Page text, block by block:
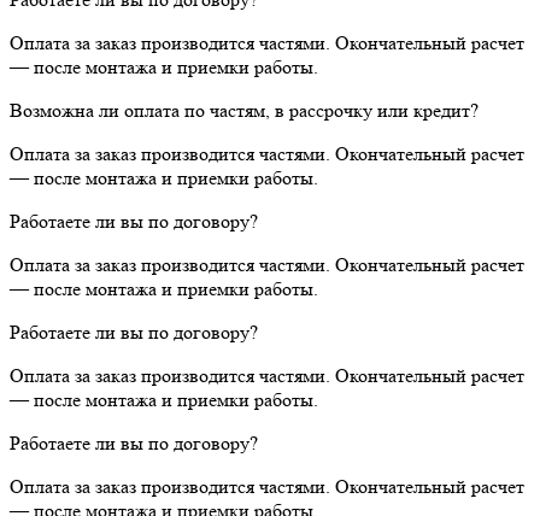
Оплата за заказ производится частями. Окончательный расчет
— после монтажа и приемки работы.
Возможна ли оплата по частям, в рассрочку или кредит?
Оплата за заказ производится частями. Окончательный расчет
— после монтажа и приемки работы.
Работаете ли вы по договору?
Оплата за заказ производится частями. Окончательный расчет
— после монтажа и приемки работы.
Работаете ли вы по договору?
Оплата за заказ производится частями. Окончательный расчет
— после монтажа и приемки работы.
Работаете ли вы по договору?
Оплата за заказ производится частями. Окончательный расчет
— после монтажа и приемки работы.